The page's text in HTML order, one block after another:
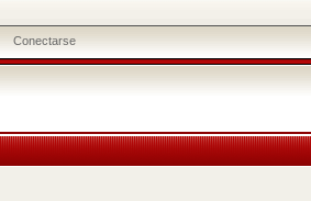
Conectarse